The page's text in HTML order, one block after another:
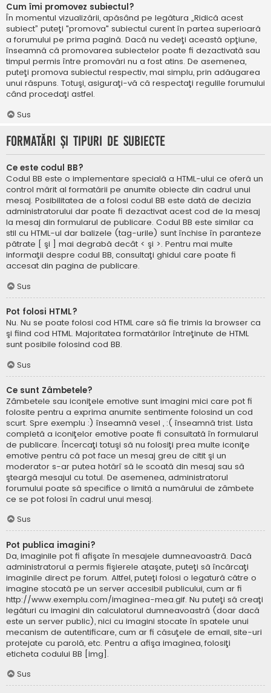
Cum îmi promovez subiectul?
În momentul vizualizării, apăsând pe legătura „Ridică acest
subiect” puteţi "promova" subiectul curent în partea superioară
a forumului pe prima pagină. Dacă nu vedeţi această opţiune,
înseamnă că promovarea subiectelor poate fi dezactivată sau
timpul permis între promovări nu a fost atins. De asemenea,
puteţi promova subiectul respectiv, mai simplu, prin adăugarea
unui răspuns. Totuşi, asiguraţi-vă că respectaţi regulile forumului
când procedaţi astfel.
Sus
Formatări şi tipuri de subiecte
Ce este codul BB?
Codul BB este o implementare specială a HTML-ului ce oferă un
control mărit al formatării pe anumite obiecte din cadrul unui
mesaj. Posibilitatea de a folosi codul BB este dată de decizia
administratorului dar poate fi dezactivat acest cod de la mesaj
la mesaj din formularul de publicare. Codul BB este similar ca
stil cu HTML-ul dar balizele (tag-urile) sunt închise în paranteze
pătrate [ şi ] mai degrabă decât < şi >. Pentru mai multe
informaţii despre codul BB, consultaţi ghidul care poate fi
accesat din pagina de publicare.
Sus
Pot folosi HTML?
Nu. Nu se poate folosi cod HTML care să fie trimis la browser ca
şi fiind cod HTML. Majoritatea formatărilor întreţinute de HTML
sunt posibile folosind cod BB.
Sus
Ce sunt Zâmbetele?
Zâmbetele sau iconiţele emotive sunt imagini mici care pot fi
folosite pentru a exprima anumite sentimente folosind un cod
scurt. Spre exemplu :) înseamnă vesel , :( înseamnă trist. Lista
completă a iconiţelor emotive poate fi consultată în formularul
de publicare. Încercaţi totuşi să nu folosiţi prea multe iconiţe
emotive pentru că pot face un mesaj greu de citit şi un
moderator s-ar putea hotărî să le scoată din mesaj sau să
şteargă mesajul cu totul. De asemenea, administratorul
forumului poate să specifice o limită a numărului de zâmbete
ce se pot folosi în cadrul unui mesaj.
Sus
Pot publica imagini?
Da, imaginile pot fi afişate în mesajele dumneavoastră. Dacă
administratorul a permis fişierele ataşate, puteţi să încărcaţi
imaginile direct pe forum. Altfel, puteţi folosi o legatură către o
imagine stocată pe un server accesibil publicului, cum ar fi
http://www.exemplu.com/imaginea-mea.gif. Nu puteţi să creaţi
legături cu imagini din calculatorul dumneavoastră (doar dacă
este un server public), nici cu imagini stocate în spatele unui
mecanism de autentificare, cum ar fi căsuţele de email, site-uri
protejate cu parolă, etc. Pentru a afişa imaginea, folosiţi
eticheta codului BB [img].
Sus